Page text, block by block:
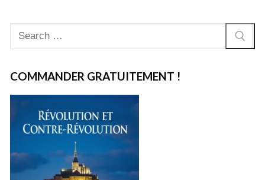
Rechercher
:
COMMANDER GRATUITEMENT !